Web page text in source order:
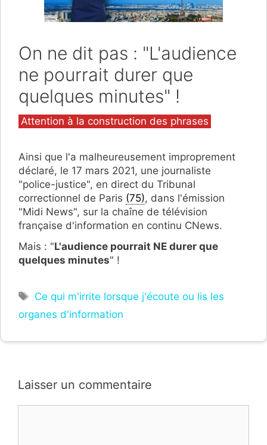
On ne dit pas : "L'audience
ne pourrait durer que
quelques minutes" !
Catégories
Attention à la construction des phrases
Ainsi que l'a malheureusement improprement
déclaré, le 17 mars 2021, une journaliste
"police-justice", en direct du Tribunal
correctionnel de Paris (75), dans l'émission
"Midi News", sur la chaîne de télévision
française d'information en continu CNews.
Mais : "L'audience pourrait NE durer que
quelques minutes" !
Étiquettes
Ce qui m'irrite lorsque j'écoute ou lis les
organes d'information
Laisser un commentaire